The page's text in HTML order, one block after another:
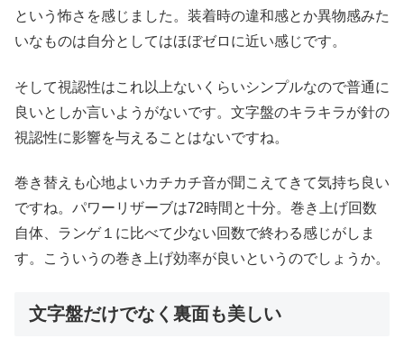
という怖さを感じました。装着時の違和感とか異物感みた
いなものは自分としてはほぼゼロに近い感じです。
そして視認性はこれ以上ないくらいシンプルなので普通に
良いとしか言いようがないです。文字盤のキラキラが針の
視認性に影響を与えることはないですね。
巻き替えも心地よいカチカチ音が聞こえてきて気持ち良い
ですね。パワーリザーブは72時間と十分。巻き上げ回数
自体、ランゲ１に比べて少ない回数で終わる感じがしま
す。こういうの巻き上げ効率が良いというのでしょうか。
文字盤だけでなく裏面も美しい